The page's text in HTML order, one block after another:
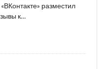
разместил
к…